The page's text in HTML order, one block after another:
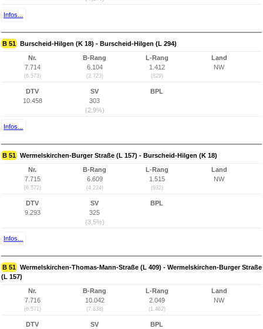
Infos...
B 51 Burscheid-Hilgen (K 18) - Burscheid-Hilgen (L 294)
Nr.
7.714
(6.573)
B-Rang
6.104
(3.723)
L-Rang
1.412
(829)
Land
NW
DTV
10.458
SV
303
(2,9%)
BPL
Infos...
B 51 Wermelskirchen-Burger Straße (L 157) - Burscheid-Hilgen (K 18)
Nr.
7.715
(6.572)
B-Rang
6.609
(4.224)
L-Rang
1.515
(932)
Land
NW
DTV
9.293
SV
325
(3,5%)
BPL
Infos...
B 51 Wermelskirchen-Thomas-Mann-Straße (L 409) - Wermelskirchen-Burger Straße
(L 157)
Nr.
7.716
(6.571)
B-Rang
10.042
(7.638)
L-Rang
2.049
(1.462)
Land
NW
DTV
SV
BPL